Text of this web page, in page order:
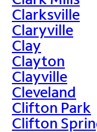
Clarksville
Claryville
Clay
Clayton
Clayville
Cleveland
Clifton Park
Clifton